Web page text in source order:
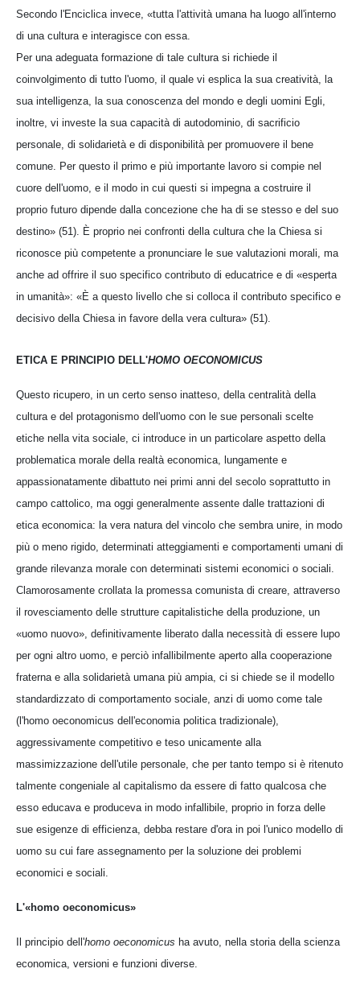
Secondo l'Enciclica invece, «tutta l'attività umana ha luogo all'interno
di una cultura e interagisce con essa.
Per una adeguata formazione di tale cultura si richiede il
coinvolgimento di tutto l'uomo, il quale vi esplica la sua creatività, la
sua intelligenza, la sua conoscenza del mondo e degli uomini Egli,
inoltre, vi investe la sua capacità di autodominio, di sacrificio
personale, di solidarietà e di disponibilità per promuovere il bene
comune. Per questo il primo e più importante lavoro si compie nel
cuore dell'uomo, e il modo in cui questi si impegna a costruire il
proprio futuro dipende dalla concezione che ha di se stesso e del suo
destino» (51). È proprio nei confronti della cultura che la Chiesa si
riconosce più competente a pronunciare le sue valutazioni morali, ma
anche ad offrire il suo specifico contributo di educatrice e di «esperta
in umanità»: «È a questo livello che si colloca il contributo specifico e
decisivo della Chiesa in favore della vera cultura» (51).
ETICA E PRINCIPIO DELL'HOMO OECONOMICUS
Questo ricupero, in un certo senso inatteso, della centralità della
cultura e del protagonismo dell'uomo con le sue personali scelte
etiche nella vita sociale, ci introduce in un particolare aspetto della
problematica morale della realtà economica, lungamente e
appassionatamente dibattuto nei primi anni del secolo soprattutto in
campo cattolico, ma oggi generalmente assente dalle trattazioni di
etica economica: la vera natura del vincolo che sembra unire, in modo
più o meno rigido, determinati atteggiamenti e comportamenti umani di
grande rilevanza morale con determinati sistemi economici o sociali.
Clamorosamente crollata la promessa comunista di creare, attraverso
il rovesciamento delle strutture capitalistiche della produzione, un
«uomo nuovo», definitivamente liberato dalla necessità di essere lupo
per ogni altro uomo, e perciò infallibilmente aperto alla cooperazione
fraterna e alla solidarietà umana più ampia, ci si chiede se il modello
standardizzato di comportamento sociale, anzi di uomo come tale
(l'homo oeconomicus dell'economia politica tradizionale),
aggressivamente competitivo e teso unicamente alla
massimizzazione dell'utile personale, che per tanto tempo si è ritenuto
talmente congeniale al capitalismo da essere di fatto qualcosa che
esso educava e produceva in modo infallibile, proprio in forza delle
sue esigenze di efficienza, debba restare d'ora in poi l'unico modello di
uomo su cui fare assegnamento per la soluzione dei problemi
economici e sociali.
L'«homo oeconomicus»
Il principio dell'homo oeconomicus ha avuto, nella storia della scienza
economica, versioni e funzioni diverse.